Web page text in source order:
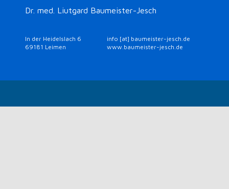
Dr. med. Liutgard Baumeister-Jesch
In der Heidelslach 6
69181 Leimen
info [at] baumeister-jesch.de
www.baumeister-jesch.de